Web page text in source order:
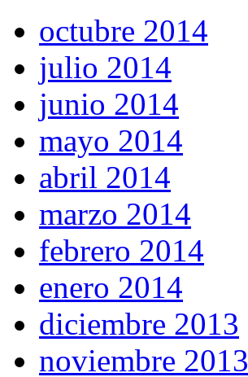
octubre 2014
julio 2014
junio 2014
mayo 2014
abril 2014
marzo 2014
febrero 2014
enero 2014
diciembre 2013
noviembre 2013